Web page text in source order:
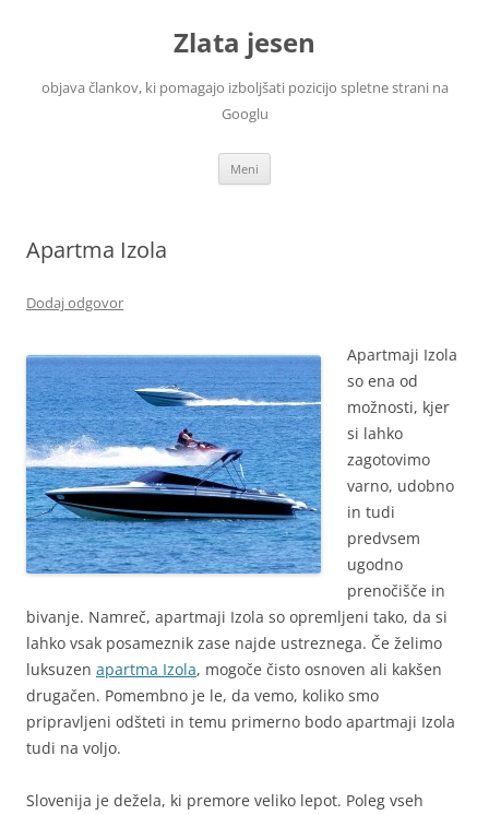
Zlata jesen
objava člankov, ki pomagajo izboljšati pozicijo spletne strani na
Googlu
Meni
Apartma Izola
Dodaj odgovor
Apartmaji Izola
so ena od
možnosti, kjer
si lahko
zagotovimo
varno, udobno
in tudi
predvsem
ugodno
prenočišče in
bivanje. Namreč, apartmaji Izola so opremljeni tako, da si
lahko vsak posameznik zase najde ustreznega. Če želimo
luksuzen apartma Izola, mogoče čisto osnoven ali kakšen
drugačen. Pomembno je le, da vemo, koliko smo
pripravljeni odšteti in temu primerno bodo apartmaji Izola
tudi na voljo.
Slovenija je dežela, ki premore veliko lepot. Poleg vseh